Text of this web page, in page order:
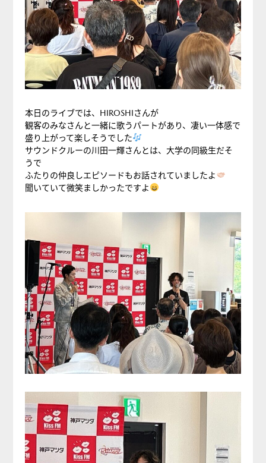
本日のライブでは、HIROSHIさんが
観客のみなさんと一緒に歌うパートがあり、凄い一体感で
盛り上がって楽しそうでした
サウンドクルーの川田一輝さんとは、大学の同級生だそ
うで
ふたりの仲良しエピソードもお話されていましたよ
聞いていて微笑ましかったですよ